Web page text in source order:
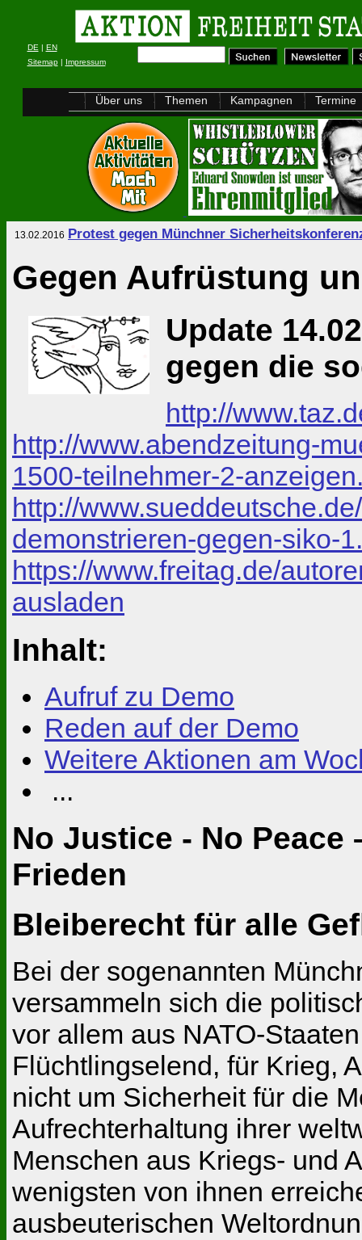
DE | EN
Sitemap| Impressum
Über uns Themen Kampagnen Termine
13.02.2016 Protest gegen Münchner
Gegen Aufrüstung
Update
gegen die
http://
http://www.abendzeitung-
1500-teilnehmer-2-
http://
demonstrieren-gegen-siko-
https://www.freitag.de/
ausladen
Inhalt:
Aufruf zu Demo
Reden auf der Demo
Weitere Aktionen am
...
No Justice - No
Frieden
Bleiberecht für alle
Bei der sogenannten
versammeln sich die
vor allem aus NATO-
Flüchtlingselend, für Krieg,
nicht um Sicherheit für die
Aufrechterhaltung ihrer
Menschen aus Kriegs- und
wenigsten von ihnen
ausbeuterischen